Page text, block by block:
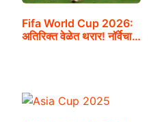
Fifa World Cup 2026:
अतिरिक्त वेळेत थरार! नॉर्वेचा…